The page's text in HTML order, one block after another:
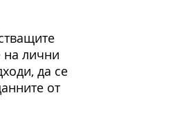
на лични
да се
от